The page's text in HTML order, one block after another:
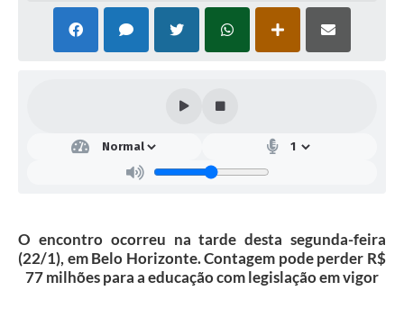
O encontro ocorreu na tarde desta segunda-feira
(22/1), em Belo Horizonte. Contagem pode perder R$
77 milhões para a educação com legislação em vigor